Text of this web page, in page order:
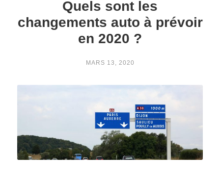
Quels sont les
changements auto à prévoir
en 2020 ?
MARS 13, 2020